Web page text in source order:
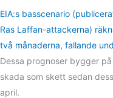
EIA:s basscenario
Ras Laffan-attackerna)
två månaderna, fallande
Dessa prognoser bygger
skada som skett sedan
april.